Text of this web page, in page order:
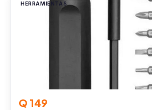
HERRAMIENTAS
Q 149